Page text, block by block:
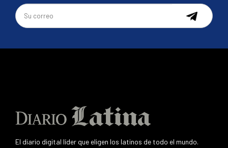
El diario digital líder que eligen los latinos de todo el mundo.